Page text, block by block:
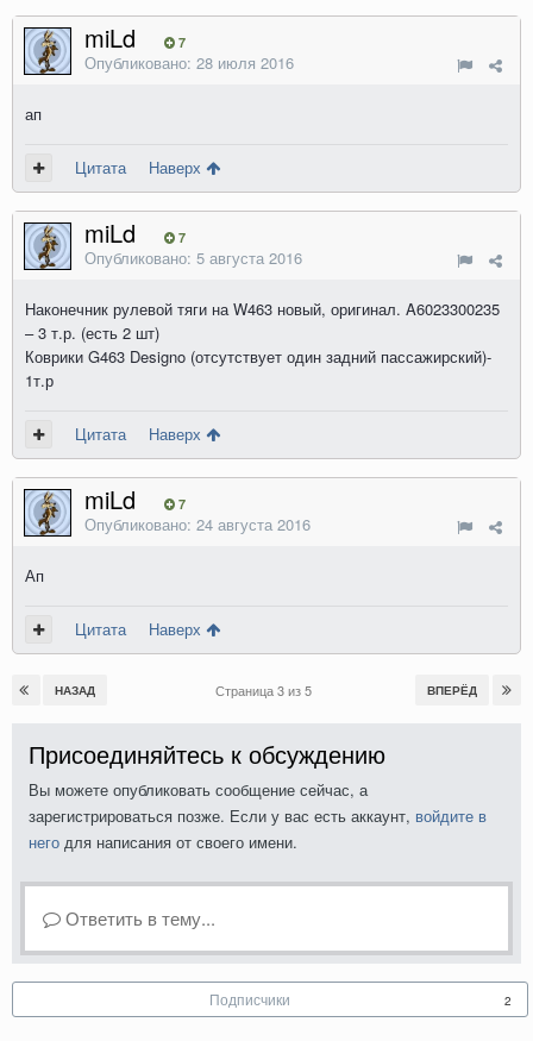
miLd 7
Опубликовано: 28 июля 2016
ап
Цитата Наверх
miLd 7
Опубликовано: 5 августа 2016
Наконечник рулевой тяги на W463 новый, оригинал. A6023300235
– 3 т.р. (есть 2 шт)
Коврики G463 Designo (отсутствует один задний пассажирский)-
1т.р
Цитата Наверх
miLd 7
Опубликовано: 24 августа 2016
Ап
Цитата Наверх
НАЗАД ВПЕРЁД
Страница 3 из 5
Присоединяйтесь к обсуждению
Вы можете опубликовать сообщение сейчас, а
зарегистрироваться позже. Если у вас есть аккаунт, войдите в
него для написания от своего имени.
Ответить в тему...
Подписчики 2